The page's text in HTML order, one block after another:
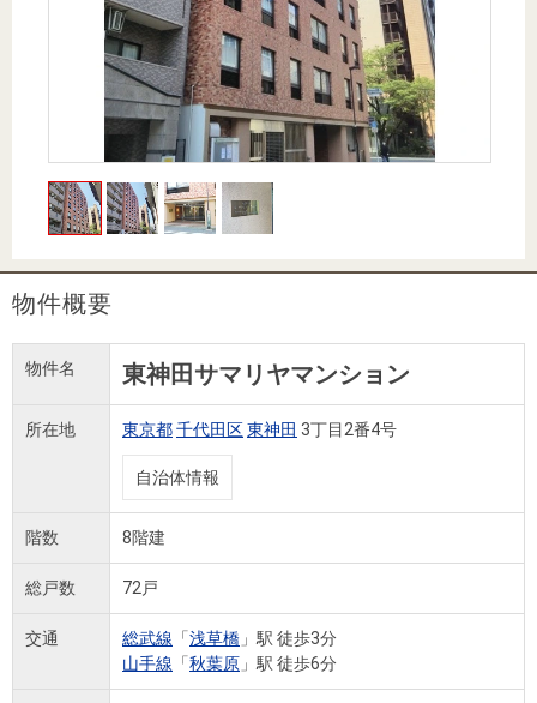
購入向け
サービス
住宅ロー
ンシミュ
レーショ
ン
住まい1プ
ラス（お
役立ちコ
ラム）
住まいと
暮らしの
税金の本
（電子ブ
ック）
購入ガイ
ド
住まいと
暮らしの
税金の本
（電子ブ
ック）
売却ガイ
ド
物件概要
物件名 東神田サマリヤマンション
所在地 東京都千代田区東神田 3丁目2番4号
自治体情報
階数 8階建
総戸数 72戸
交通 総武線 「浅草橋 」駅 徒歩3分
山手線 「秋葉原 」駅 徒歩6分